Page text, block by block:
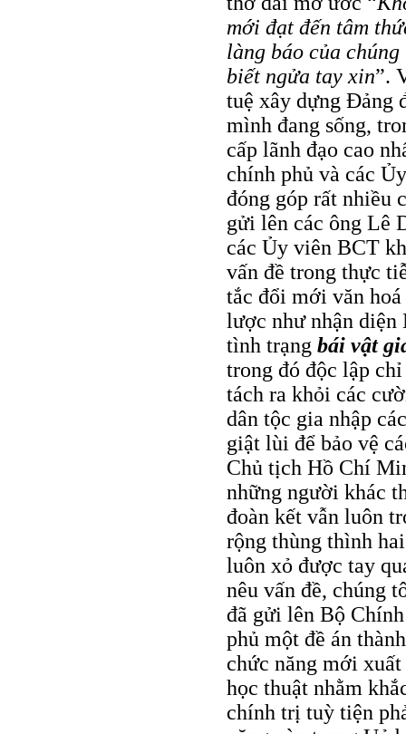
mới đạt đến tâm
làng báo của
biết ngửa tay xin”.
tuệ xây dựng Ðảng
mình đang sống,
cấp lãnh đạo cao
chính phủ và các
đóng góp rất nhiều
gửi lên các ông Lê
các Ủy viên BCT
vấn đề trong thực
tắc đổi mới văn
lược như nhận diện
tình trạng bái vật
trong đó độc lập
tách ra khỏi các
dân tộc gia nhập
giật lùi để bảo vệ
Chủ tịch Hồ Chí
những người khác
đoàn kết vẫn luôn
rộng thùng thình
luôn xỏ được tay
nêu vấn đề, chúng
đã gửi lên Bộ
phủ một đề án
chức năng mới
học thuật nhằm
chính trị tuỳ tiện